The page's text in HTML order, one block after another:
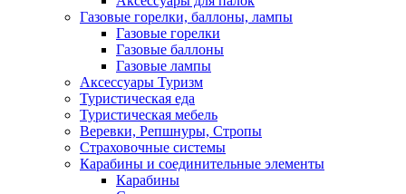
Газовые горелки, баллоны, лампы
Газовые горелки
Газовые баллоны
Газовые лампы
Аксессуары Туризм
Туристическая еда
Туристическая мебель
Веревки, Репшнуры, Стропы
Страховочные системы
Карабины и соединительные элементы
Карабины